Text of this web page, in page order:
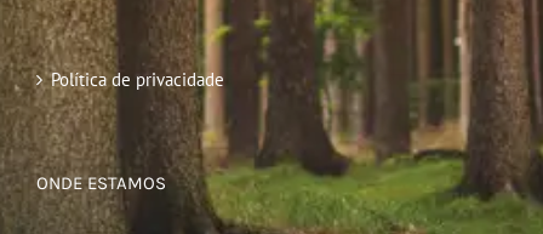
Política de privacidade
ONDE ESTAMOS